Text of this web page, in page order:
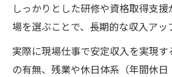
しっかりとした研修や資格取得支
場を選ぶことで、長期的な収入アッ
実際に現場仕事で安定収入を実現
の有無、残業や休日体系（年間休日